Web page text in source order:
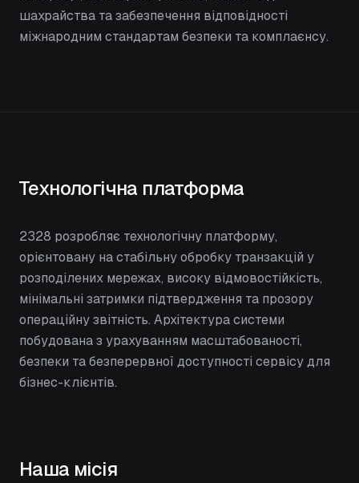
шахрайства та забезпечення відповідності
міжнародним стандартам безпеки та комплаєнсу.
Технологічна платформа
2328 розробляє технологічну платформу,
орієнтовану на стабільну обробку транзакцій у
розподілених мережах, високу відмовостійкість,
мінімальні затримки підтвердження та прозору
операційну звітність. Архітектура системи
побудована з урахуванням масштабованості,
безпеки та безперервної доступності сервісу для
бізнес-клієнтів.
Наша місія